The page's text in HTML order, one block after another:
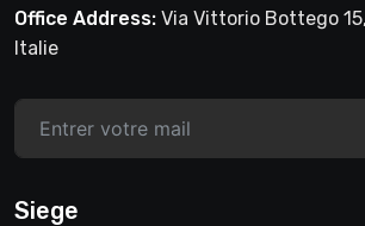
Office Address: Via Vittorio Bottego
Italie
Siege